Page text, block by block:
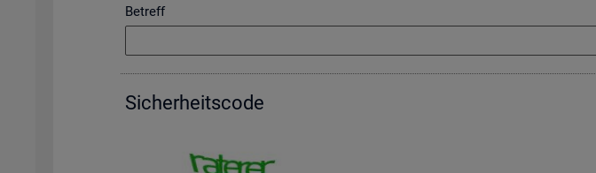
Betreff
Si­cher­heits­code